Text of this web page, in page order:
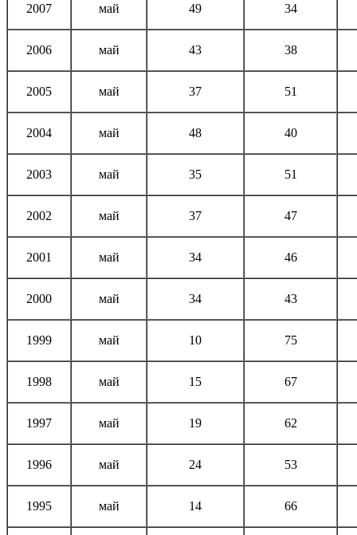
2007 май 49 34
2006 май 43 38
2005 май 37 51
2004 май 48 40
2003 май 35 51
2002 май 37 47
2001 май 34 46
2000 май 34 43
1999 май 10 75
1998 май 15 67
1997 май 19 62
1996 май 24 53
1995 май 14 66